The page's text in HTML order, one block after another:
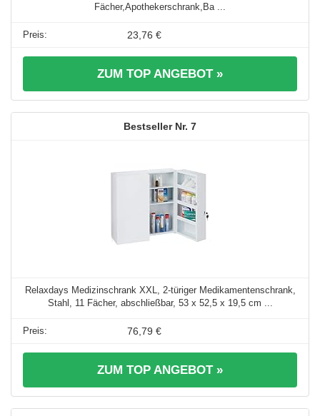
Fächer,Apothekerschrank,Ba ...
23,76 €
ZUM TOP ANGEBOT »
7
Relaxdays Medizinschrank XXL, 2-türiger Medikamentenschrank,
Stahl, 11 Fächer, abschließbar, 53 x 52,5 x 19,5 cm ...
76,79 €
ZUM TOP ANGEBOT »